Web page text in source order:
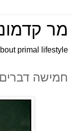
מר
primal lifestyle
חמישה